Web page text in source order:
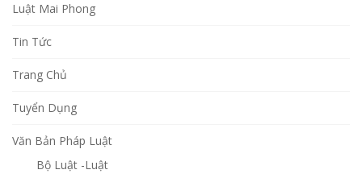
Luật Mai Phong
Tin Tức
Trang Chủ
Tuyển Dụng
Văn Bản Pháp Luật
Bộ Luật -Luật